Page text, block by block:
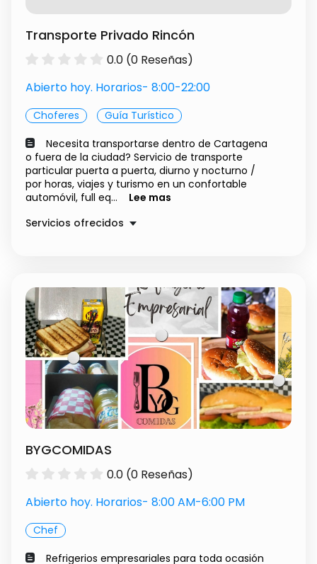
Transporte Privado Rincón
0.0 (0 Reseñas)
Abierto hoy. Horarios- 8:00-22:00
Choferes
Guía Turístico
Necesita transportarse dentro de Cartagena
o fuera de la ciudad? Servicio de transporte
particular puerta a puerta, diurno y nocturno /
por horas, viajes y turismo en un confortable
automóvil, full eq...
Lee mas
Servicios ofrecidos
BYGCOMIDAS
0.0 (0 Reseñas)
Abierto hoy. Horarios- 8:00 AM-6:00 PM
Chef
Refrigerios empresariales para toda ocasión